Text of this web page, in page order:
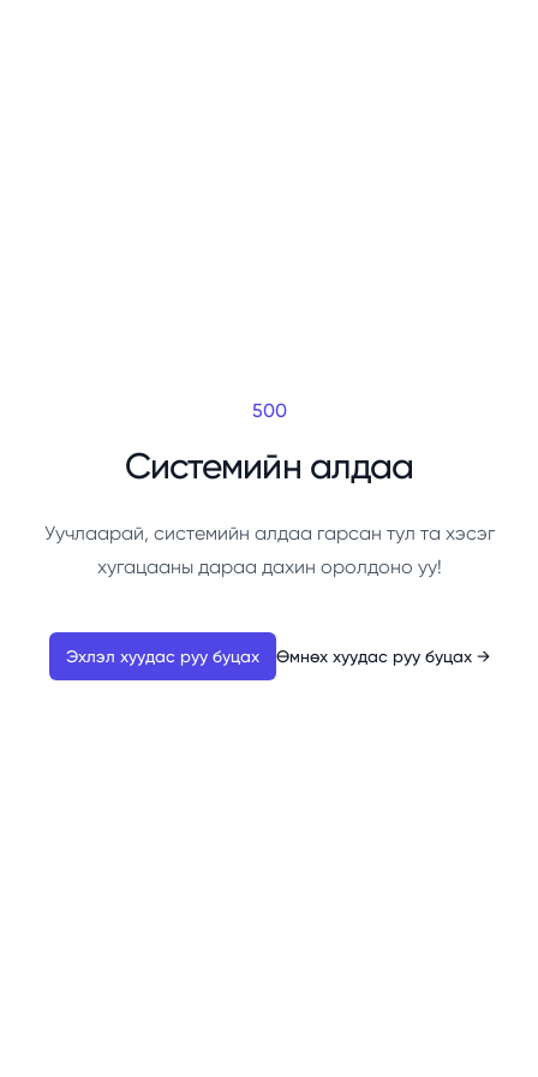
500
Системийн алдаа
Уучлаарай, системийн алдаа гарсан тул та хэсэг
хугацааны дараа дахин оролдоно уу!
Эхлэл хуудас руу буцах Өмнөх хуудас руу буцах →